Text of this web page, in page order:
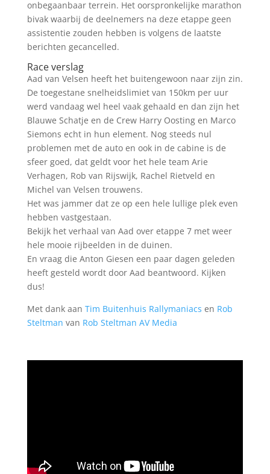
onbegaanbaar terrein. Het oorspronkelijke marathon
bivak waarbij de deelnemers na deze etappe geen
assistentie zouden hebben is volgens de laatste
berichten gecancelled.
Race verslag
Aad van Velsen heeft het buitengewoon naar zijn zin.
De toegestane snelheidslimiet van 150km per uur
werd vandaag wel heel vaak gehaald en dan zijn het
Blauwe Schatje en de Crew Harry Oosting en Marco
Siemons echt in hun element. Nog steeds nul
problemen met de auto en ook in de cabine is de
sfeer goed, dat geldt voor het hele team Arie
Verhagen, Rob van Rijswijk, Rachel Rietveld en
Michel van Velsen trouwens.
Het was jammer dat ze op een hele lullige plek even
hebben vastgestaan.
Bekijk het verhaal van Aad over etappe 7 met weer
hele mooie rijbeelden in de duinen.
En vraag die Anton Giesen een paar dagen geleden
heeft gesteld wordt door Aad beantwoord. Kijken
dus!
Met dank aan Tim Buitenhuis Rallymaniacs en Rob
Steltman van Rob Steltman AV Media